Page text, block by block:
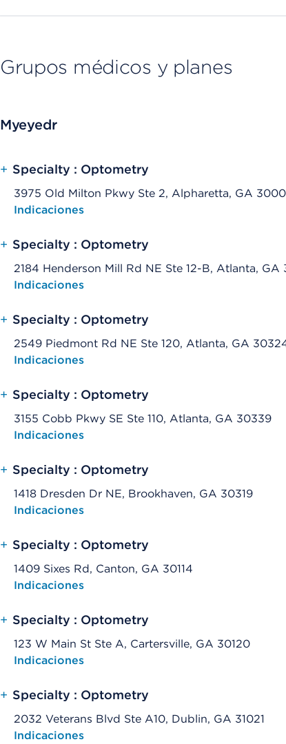
Grupos médicos y planes
Myeyedr
+ Specialty : Optometry
3975 Old Milton Pkwy Ste 2, Alpharetta, GA
Opens native map application on mobile devices
Indicaciones
+ Specialty : Optometry
2184 Henderson Mill Rd NE Ste 12-B, Atlanta, GA
Opens native map application on mobile devices
Indicaciones
+ Specialty : Optometry
2549 Piedmont Rd NE Ste 120, Atlanta, GA
Opens native map application on mobile devices
Indicaciones
+ Specialty : Optometry
3155 Cobb Pkwy SE Ste 110, Atlanta, GA 30339
Opens native map application on mobile devices
Indicaciones
+ Specialty : Optometry
1418 Dresden Dr NE, Brookhaven, GA 30319
Opens native map application on mobile devices
Indicaciones
+ Specialty : Optometry
1409 Sixes Rd, Canton, GA 30114
Opens native map application on mobile devices
Indicaciones
+ Specialty : Optometry
123 W Main St Ste A, Cartersville, GA 30120
Opens native map application on mobile devices
Indicaciones
+ Specialty : Optometry
2032 Veterans Blvd Ste A10, Dublin, GA 31021
Opens native map application on mobile devices
Indicaciones